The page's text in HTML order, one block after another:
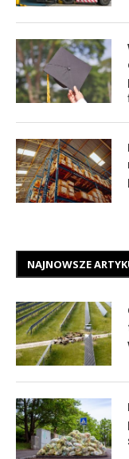
NAJNOWSZE